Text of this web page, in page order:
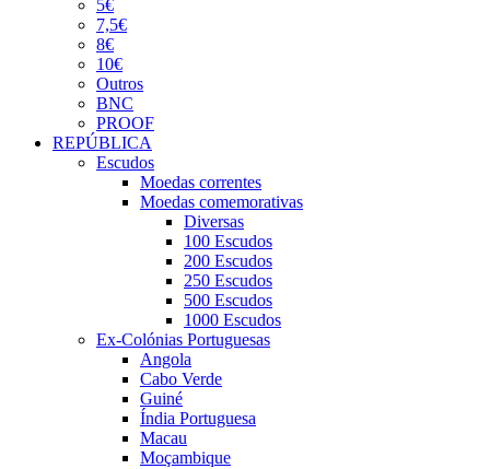
5€
7,5€
8€
10€
Outros
BNC
PROOF
REPÚBLICA
Escudos
Moedas correntes
Moedas comemorativas
Diversas
100 Escudos
200 Escudos
250 Escudos
500 Escudos
1000 Escudos
Ex-Colónias Portuguesas
Angola
Cabo Verde
Guiné
Índia Portuguesa
Macau
Moçambique